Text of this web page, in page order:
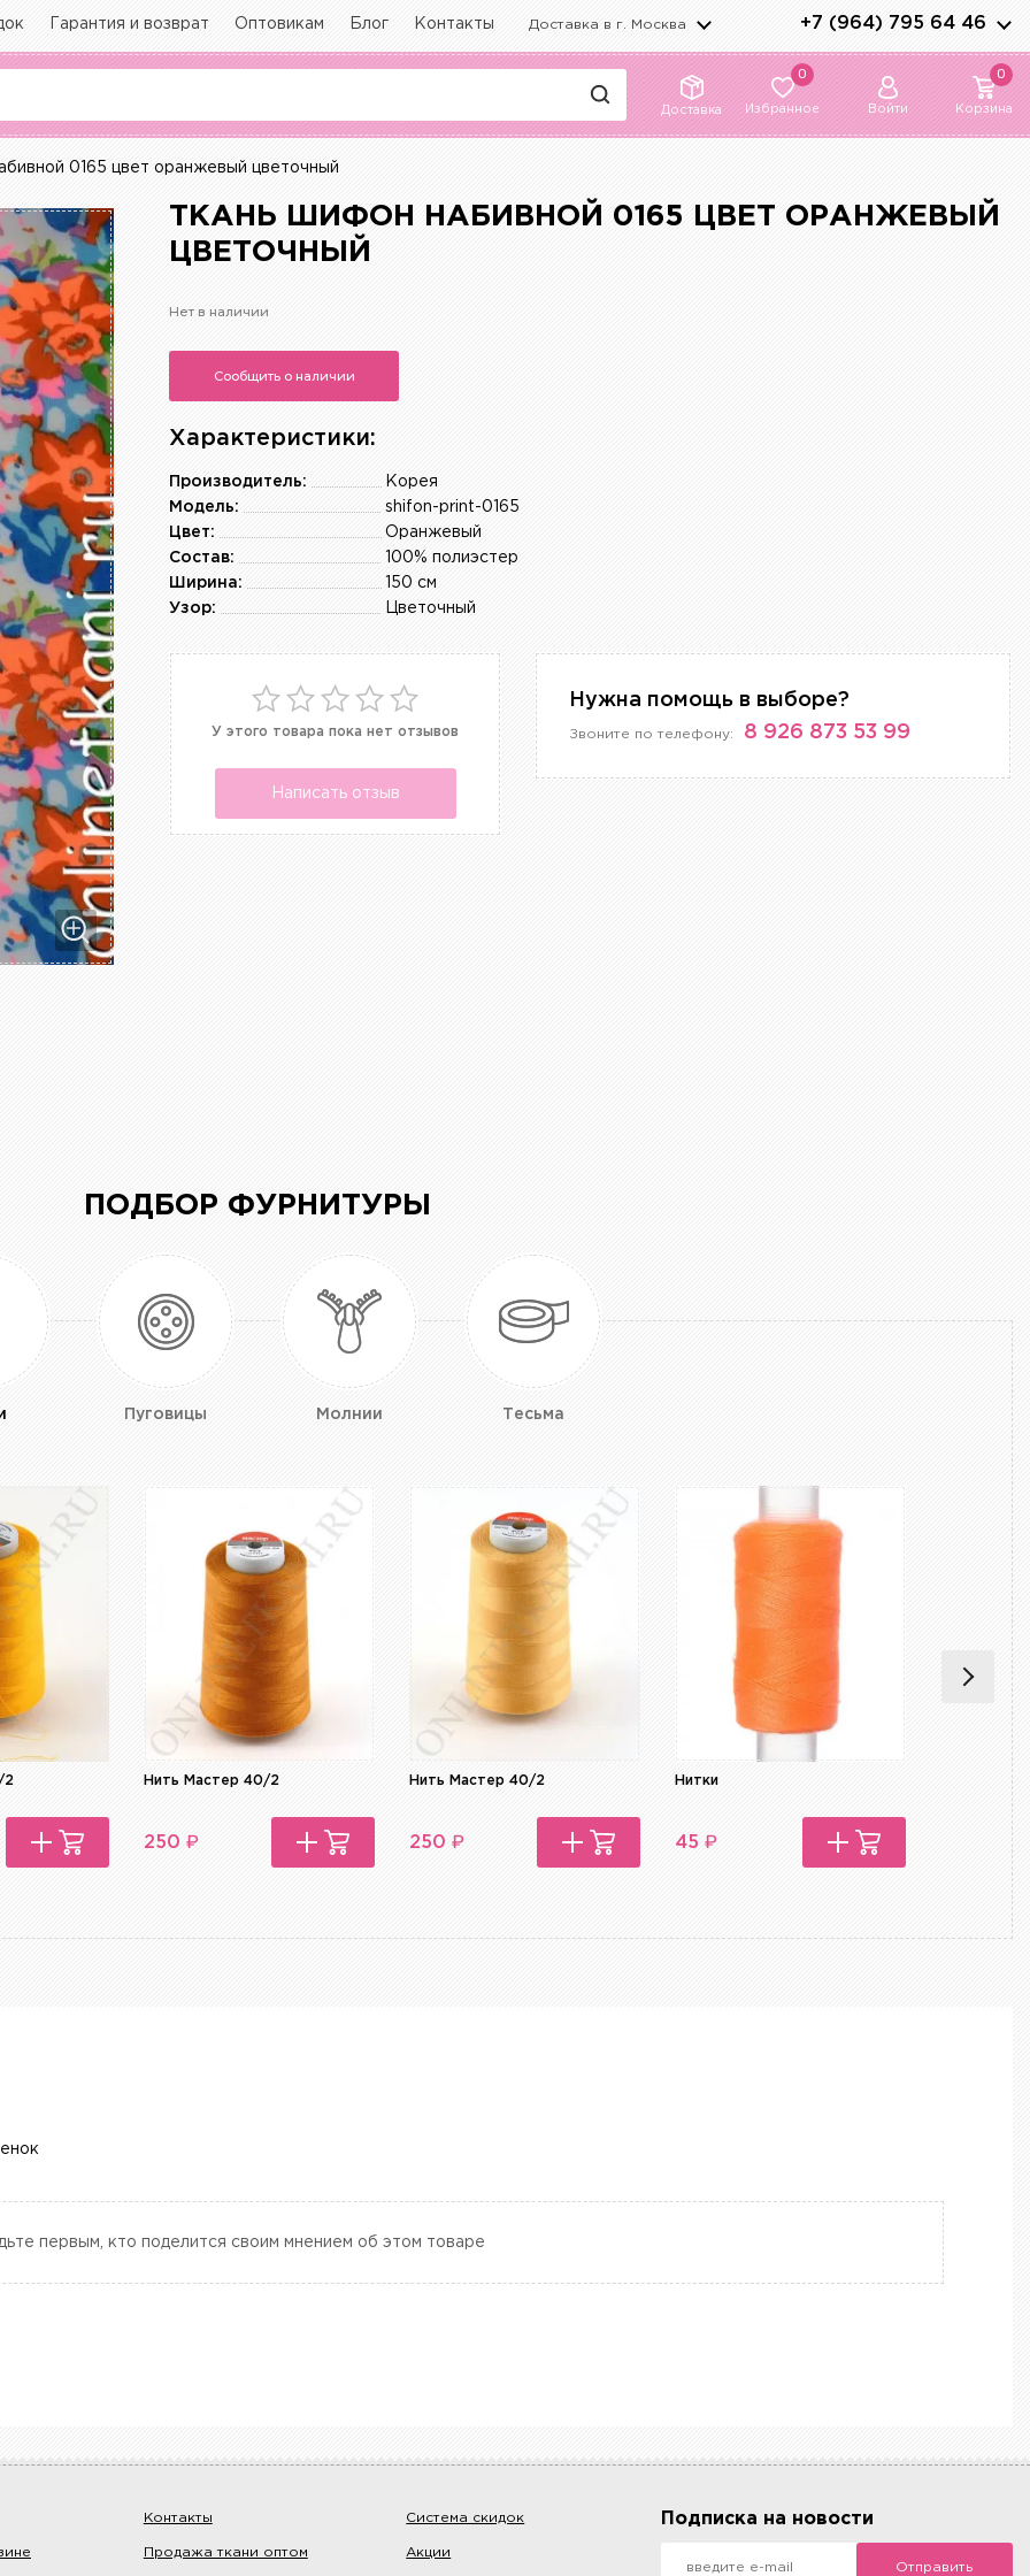
Гарантия и возврат Оптовикам Блог Контакты Доставка в г. Москва +7 (964) 795 64 46
Доставка
0
Избранное Войти
0
Корзина
0165 цвет оранжевый цветочный
ТКАНЬ ШИФОН НАБИВНОЙ 0165 ЦВЕТ ОРАНЖЕВЫЙ
ЦВЕТОЧНЫЙ
Нет в наличии
Сообщить о наличии
Характеристики:
Корея
Производитель:
shifon-print-0165
Модель:
Оранжевый
Цвет:
100% полиэстер
Состав:
150 см
Ширина:
Цветочный
Узор:
У этого товара пока нет отзывов
Написать отзыв
Нужна помощь в выборе?
Звоните по телефону: 8 926 873 53 99
ПОДБОР ФУРНИТУРЫ
Пуговицы Молнии Тесьма
2 Нить Мастер 40/2
250 ₽
Нить Мастер 40/2
250 ₽
Нитки
45 ₽
первым, кто поделится своим мнением об этом товаре
Контакты
Продажа ткани оптом
Система скидок
Акции
Подписка на новости
Отправить